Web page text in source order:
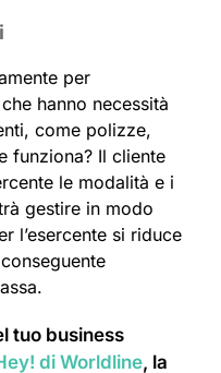
per
hanno necessità
come polizze,
funziona? Il cliente
le modalità e i
gestire in modo
l’esercente si riduce
tuo business
di Worldline, la